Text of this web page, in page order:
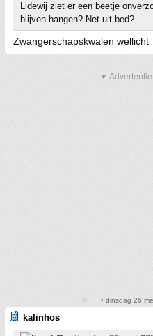
Lidewij ziet er een beetje
blijven hangen? Net uit bed?
Zwangerschapskwalen wellicht
▼
• dinsdag 26
kalinhos